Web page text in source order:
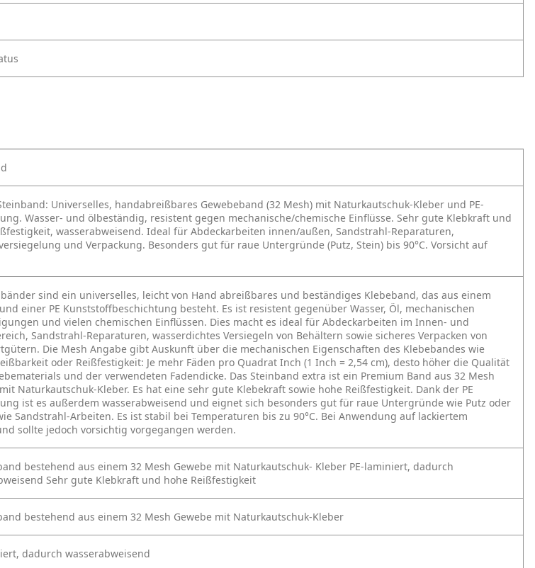
Universelles, handabreißbares Gewebeband (32 Mesh) mit Naturkautschuk-Kleber und PE-
Wasser- und ölbeständig, resistent gegen mechanische/chemische Einflüsse. Sehr gute Klebkraft und
wasserabweisend. Ideal für Abdeckarbeiten innen/außen, Sandstrahl-Reparaturen,
und Verpackung. Besonders gut für raue Untergründe (Putz, Stein) bis 90°C. Vorsicht auf
sind ein universelles, leicht von Hand abreißbares und beständiges Klebeband, das aus einem
einer PE Kunststoffbeschichtung besteht. Es ist resistent gegenüber Wasser, Öl, mechanischen
und vielen chemischen Einflüssen. Dies macht es ideal für Abdeckarbeiten im Innen- und
Sandstrahl-Reparaturen, wasserdichtes Versiegeln von Behältern sowie sicheres Verpacken von
Die Mesh Angabe gibt Auskunft über die mechanischen Eigenschaften des Klebebandes wie
oder Reißfestigkeit: Je mehr Fäden pro Quadrat Inch (1 Inch = 2,54 cm), desto höher die Qualität
und der verwendeten Fadendicke. Das Steinband extra ist ein Premium Band aus 32 Mesh
Naturkautschuk-Kleber. Es hat eine sehr gute Klebekraft sowie hohe Reißfestigkeit. Dank der PE
ist es außerdem wasserabweisend und eignet sich besonders gut für raue Untergründe wie Putz oder
Sandstrahl-Arbeiten. Es ist stabil bei Temperaturen bis zu 90°C. Bei Anwendung auf lackiertem
sollte jedoch vorsichtig vorgegangen werden.
bestehend aus einem 32 Mesh Gewebe mit Naturkautschuk- Kleber PE-laminiert, dadurch
Sehr gute Klebkraft und hohe Reißfestigkeit
bestehend aus einem 32 Mesh Gewebe mit Naturkautschuk-Kleber
dadurch wasserabweisend